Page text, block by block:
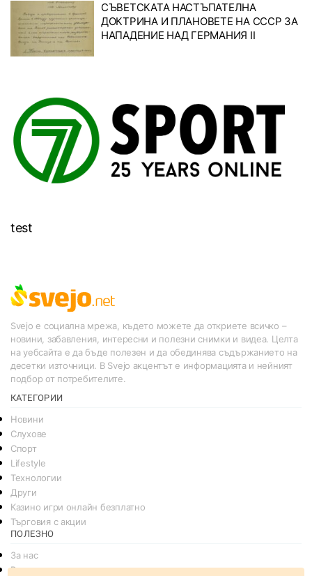
СЪВЕТСКАТА НАСТЪПАТЕЛНА
ДОКТРИНА И ПЛАНОВЕТЕ НА СССР ЗА
НАПАДЕНИЕ НАД ГЕРМАНИЯ II
test
Svejo е социална мрежа, където можете да откриете всичко –
новини, забавления, интересни и полезни снимки и видеа. Целта
на уебсайта е да бъде полезен и да обединява съдържанието на
десетки източници. В Svejo акцентът е информацията и нейният
подбор от потребителите.
КАТЕГОРИИ
Новини
Слухове
Спорт
Lifestyle
Технологии
Други
Казино игри онлайн безплатно
Търговия с акции
ПОЛЕЗНО
За нас
Реклама